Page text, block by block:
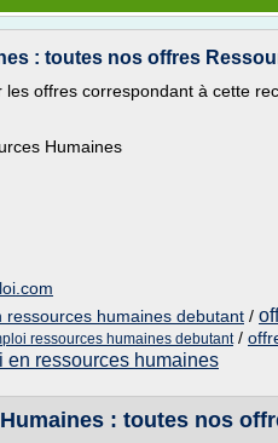
: toutes nos offres
offres correspondant à cette
Humaines
ressources humaines debutant /
ressources humaines debutant/
en ressources humaines
: toutes nos